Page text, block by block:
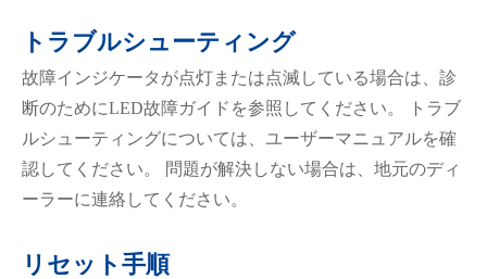
トラブルシューティング
故障インジケータが点灯または点滅している場合は、診
断のためにLED故障ガイドを参照してください。 トラブ
ルシューティングについては、ユーザーマニュアルを確
認してください。 問題が解決しない場合は、地元のディ
ーラーに連絡してください。
リセット手順